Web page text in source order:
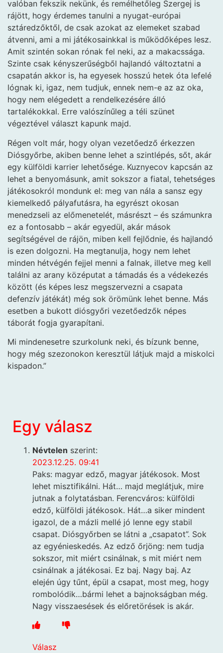
valóban fekszik nekünk, és remélhetőleg Szergej is
rájött, hogy érdemes tanulni a nyugat-európai
sztáredzőktől, de csak azokat az elemeket szabad
átvenni, ami a mi játékosainkkal is működőképes lesz.
Amit szintén sokan rónak fel neki, az a makacssága.
Szinte csak kényszerűségből hajlandó változtatni a
csapatán akkor is, ha egyesek hosszú hetek óta lefelé
lógnak ki, igaz, nem tudjuk, ennek nem-e az az oka,
hogy nem elégedett a rendelkezésére álló
tartalékokkal. Erre valószínűleg a téli szünet
végeztével választ kapunk majd.
Régen volt már, hogy olyan vezetőedző érkezzen
Diósgyőrbe, akiben benne lehet a szintlépés, sőt, akár
egy külföldi karrier lehetősége. Kuznyecov kapcsán az
lehet a benyomásunk, amit sokszor a fiatal, tehetséges
játékosokról mondunk el: meg van nála a sansz egy
kiemelkedő pályafutásra, ha egyrészt okosan
menedzseli az előmenetelét, másrészt – és számunkra
ez a fontosabb – akár egyedül, akár mások
segítségével de rájön, miben kell fejlődnie, és hajlandó
is ezen dolgozni. Ha megtanulja, hogy nem lehet
minden hétvégén fejjel menni a falnak, illetve meg kell
találni az arany középutat a támadás és a védekezés
között (és képes lesz megszervezni a csapata
defenzív játékát) még sok örömünk lehet benne. Más
esetben a bukott diósgyőri vezetőedzők népes
táborát fogja gyarapítani.
Mi mindenesetre szurkolunk neki, és bízunk benne,
hogy még szezonokon keresztül látjuk majd a miskolci
kispadon.”
Egy válasz
Névtelen szerint:
2023.12.25. 09:41
Paks: magyar edző, magyar játékosok. Most
lehet misztifikálni. Hát… majd meglátjuk, mire
jutnak a folytatásban. Ferencváros: külföldi
edző, külföldi játékosok. Hát…a siker mindent
igazol, de a mázli mellé jó lenne egy stabil
csapat. Diósgyőrben se látni a „csapatot”. Sok
az egyénieskedés. Az edző őrjöng: nem tudja
sokszor, mit miért csinálnak, s mit miért nem
csinálnak a játékosai. Ez baj. Nagy baj. Az
elején úgy tűnt, épül a csapat, most meg, hogy
rombolódik…bármi lehet a bajnokságban még.
Nagy visszaesések és előretörések is akár.
Válasz